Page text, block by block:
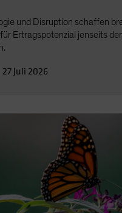
und Disruption schaffen
Ertragspotenzial jenseits
27 Juli 2026